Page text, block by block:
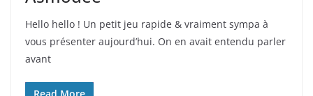
Hello hello ! Un petit jeu rapide & vraiment sympa à
vous présenter aujourd’hui. On en avait entendu parler
avant